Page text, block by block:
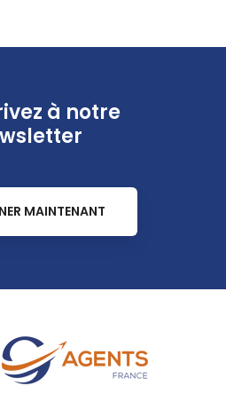
à notre
MAINTENANT